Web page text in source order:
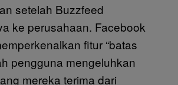
setelah Buzzfeed
ke perusahaan. Facebook
fitur “batas
pengguna mengeluhkan
mereka terima dari